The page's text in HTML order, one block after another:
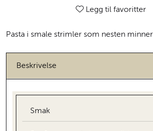
Legg til favoritter
Pasta i smale strimler som nesten
Beskrivelse
Smak